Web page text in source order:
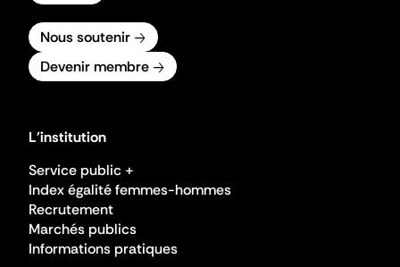
Nous soutenir
Devenir membre
L'institution
Service public +
Index égalité femmes-hommes
Recrutement
Marchés publics
Informations pratiques